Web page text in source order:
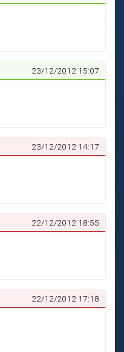
23/12/2012 15:07
23/12/2012 14:17
22/12/2012 18:55
22/12/2012 17:18